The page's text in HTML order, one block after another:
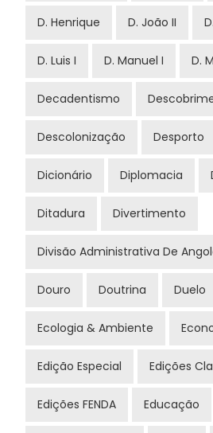
D. Henrique D. João II
D. Luis I D. Manuel I D.
Decadentismo
Descolonização Desporto
Dicionário Diplomacia
Ditadura Divertimento
Divisão Administrativa De
Douro Doutrina Duelo
Ecologia & Ambiente
Edição Especial Edições
Edições FENDA Educação